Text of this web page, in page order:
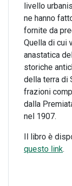
livello
ne hanno
fornite da
Quella di cui
anastatica
storiche
della terra di
frazioni
dalla
nel 1907.
Il libro è
questo link.